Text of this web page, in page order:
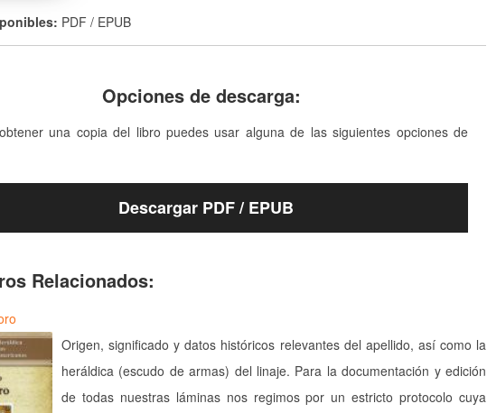
PDF / EPUB
Opciones de descarga:
una copia del libro puedes usar alguna de las siguientes opciones de
Descargar PDF / EPUB
Relacionados:
Origen, significado y datos históricos relevantes del apellido, así como la
heráldica (escudo de armas) del linaje. Para la documentación y edición
de todas nuestras láminas nos regimos por un estricto protocolo cuya